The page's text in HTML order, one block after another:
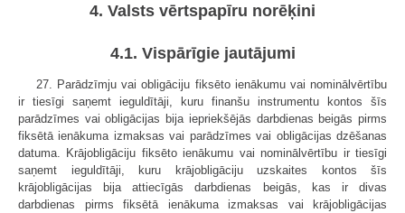
4. Valsts vērtspapīru norēķini
4.1. Vispārīgie jautājumi
27. Parādzīmju vai obligāciju fiksēto ienākumu vai nominālvērtību
ir tiesīgi saņemt ieguldītāji, kuru finanšu instrumentu kontos šīs
parādzīmes vai obligācijas bija iepriekšējās darbdienas beigās pirms
fiksētā ienākuma izmaksas vai parādzīmes vai obligācijas dzēšanas
datuma. Krājobligāciju fiksēto ienākumu vai nominālvērtību ir tiesīgi
saņemt ieguldītāji, kuru krājobligāciju uzskaites kontos šīs
krājobligācijas bija attiecīgās darbdienas beigās, kas ir divas
darbdienas pirms fiksētā ienākuma izmaksas vai krājobligācijas